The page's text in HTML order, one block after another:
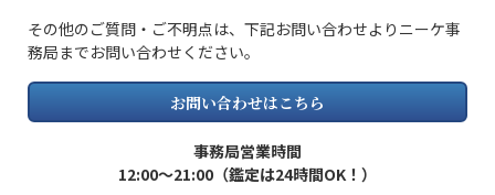
niikee.jp]の解除をお願い致します。
【会社別迷惑メール設定・ドメイン受信設定方法】
docomo
■対応環境（2025年4月現在）
当サービスは上記の対応環境以外では、正常にご利用いただけ
ない場合がございます。
できる限り最新バージョンへアップデートいただくことで、よ
A. ご退会希望の旨をニーケ事務局お客様サポートまでメール、
もしくはお電話でお伝え下さいませ。なお、料金の未清算分が
ある場合は、清算が完了してからのご退会となります。
その他のご質問・ご不明点は、下記お問い合わせよりニーケ事
務局までお問い合わせください。
お問い合わせはこちら
事務局営業時間
12:00〜21:00 （鑑定は24時間OK！）